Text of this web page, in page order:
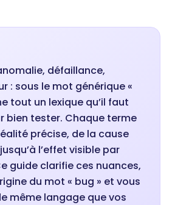
défaillance,
: sous le mot générique «
tout un lexique qu’il faut
bien tester. Chaque terme
précise, de la cause
l’effet visible par
guide clarifie ces nuances,
du mot « bug » et vous
même langage que vos